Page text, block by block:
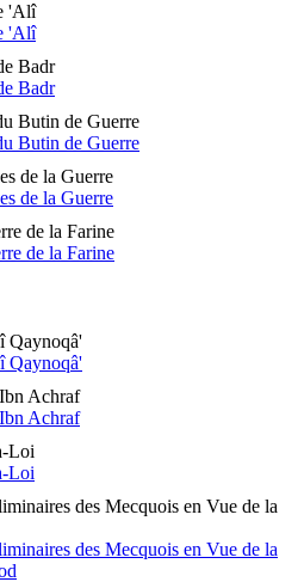
'Alî
'Alî
Badr
Badr
Butin de Guerre
Butin de Guerre
de la Guerre
de la Guerre
de la Farine
de la Farine
Qaynoqâ'
Qaynoqâ'
Achraf
Achraf
Loi
Loi
des Mecquois en Vue de la
des Mecquois en Vue de la